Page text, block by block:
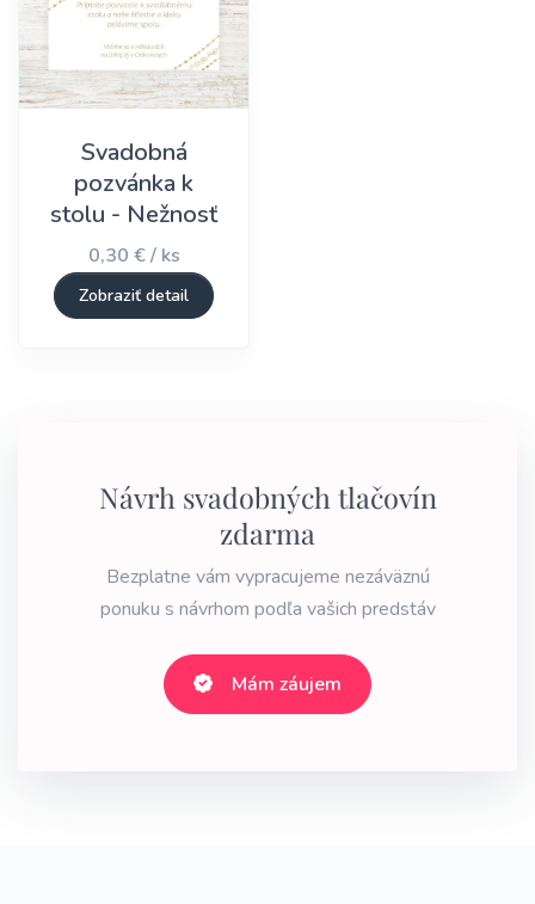
Svadobná
pozvánka k
stolu - Nežnosť
0,30 € / ks
Zobraziť detail
Návrh svadobných tlačovín
zdarma
Bezplatne vám vypracujeme nezáväznú
ponuku s návrhom podľa vašich predstáv
Mám záujem